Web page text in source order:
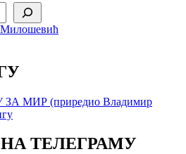
ТЕЛЕГРАМУ